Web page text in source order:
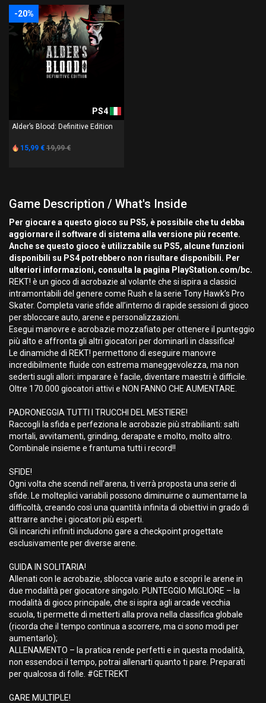
-20%
PS4
Alder’s Blood: Definitive Edition
15,99 € 19,99 €
Game Description / What's Inside
Per giocare a questo gioco su PS5, è possibile che tu debba
aggiornare il software di sistema alla versione più recente.
Anche se questo gioco è utilizzabile su PS5, alcune funzioni
disponibili su PS4 potrebbero non risultare disponibili. Per
ulteriori informazioni, consulta la pagina PlayStation.com/bc.
REKT! è un gioco di acrobazie al volante che si ispira a classici
intramontabili del genere come Rush e la serie Tony Hawk’s Pro
Skater. Completa varie sfide all’interno di rapide sessioni di gioco
per sbloccare auto, arene e personalizzazioni.
Esegui manovre e acrobazie mozzafiato per ottenere il punteggio
più alto e affronta gli altri giocatori per dominarli in classifica!
Le dinamiche di REKT! permettono di eseguire manovre
incredibilmente fluide con estrema maneggevolezza, ma non
sederti sugli allori: imparare è facile, diventare maestri è difficile.
Oltre 170.000 giocatori attivi e NON FANNO CHE AUMENTARE.
PADRONEGGIA TUTTI I TRUCCHI DEL MESTIERE!
Raccogli la sfida e perfeziona le acrobazie più strabilianti: salti
mortali, avvitamenti, grinding, derapate e molto, molto altro.
Combinale insieme e frantuma tutti i record!!
SFIDE!
Ogni volta che scendi nell’arena, ti verrà proposta una serie di
sfide. Le molteplici variabili possono diminuirne o aumentarne la
difficoltà, creando così una quantità infinita di obiettivi in grado di
attrarre anche i giocatori più esperti.
Gli incarichi infiniti includono gare a checkpoint progettate
esclusivamente per diverse arene.
GUIDA IN SOLITARIA!
Allenati con le acrobazie, sblocca varie auto e scopri le arene in
due modalità per giocatore singolo: PUNTEGGIO MIGLIORE – la
modalità di gioco principale, che si ispira agli arcade vecchia
scuola, ti permette di metterti alla prova nella classifica globale
(ricorda che il tempo continua a scorrere, ma ci sono modi per
aumentarlo);
ALLENAMENTO – la pratica rende perfetti e in questa modalità,
non essendoci il tempo, potrai allenarti quanto ti pare. Preparati
per qualcosa di folle. #GETREKT
GARE MULTIPLE!